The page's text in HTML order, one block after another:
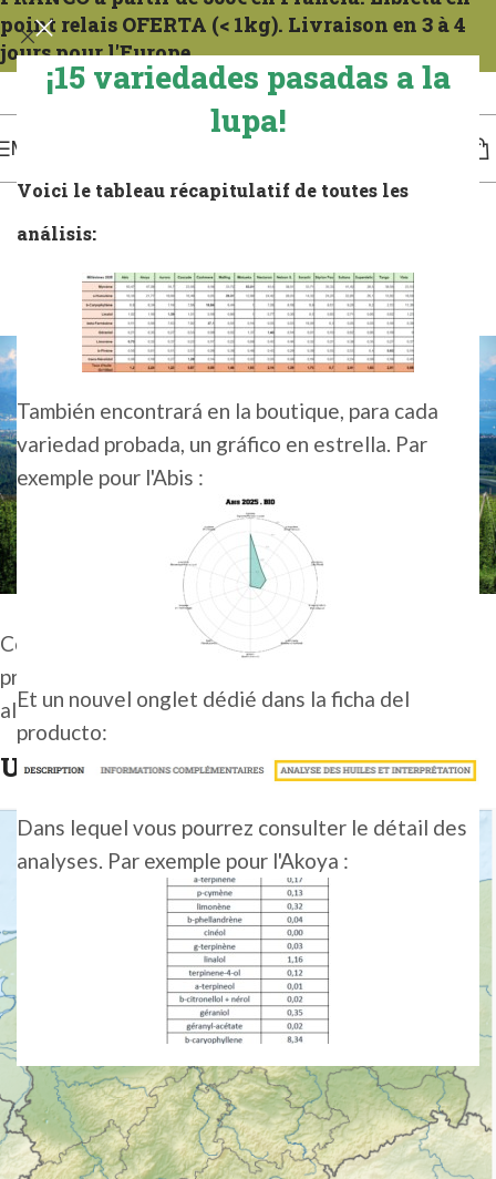
¡15 variedades pasadas a la
lupa!
Voici le tableau récapitulatif de toutes les
análisis:
También encontrará en la boutique, para cada
variedad probada, un gráfico en estrella. Par
exemple pour l'Abis :
Et un nouvel onglet dédié dans la ficha del
producto:
Dans lequel vous pourrez consulter le détail des
analyses. Par exemple pour l'Akoya :
point relais OFERTA (< 1kg). Livraison en 3 à 4
jours pour l'Europe.
Expéditions tous les mercredis. Para la Francia compter 1 a 2 días. Para Europa, de 3
MENÚ
TETTNANG
LeïaOn 28 de enero de 2026 0
Continuamos nuestro recorrido por las regiones
productoras de lúpulo con esta famosa región
alemana: ¡Tettnang!
Un poco de geografía